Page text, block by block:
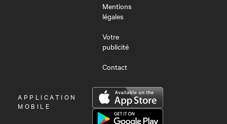
Mentions
légales
Votre
publicité
Contact
OUVRIR
LE
APPLICATION
MOBILE